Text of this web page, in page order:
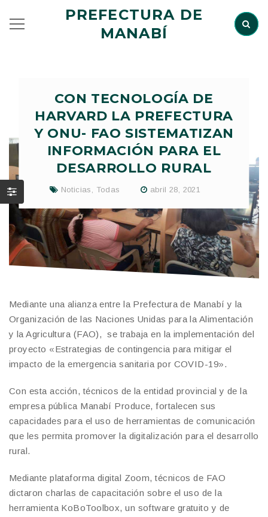
PREFECTURA DE
MANABÍ
CON TECNOLOGÍA DE
HARVARD LA PREFECTURA
Y ONU- FAO SISTEMATIZAN
INFORMACIÓN PARA EL
DESARROLLO RURAL
Noticias Todas abril 28, 2021
Mediante una alianza entre la Prefectura de Manabí y la
Organización de las Naciones Unidas para la Alimentación
y la Agricultura (FAO), se trabaja en la implementación del
proyecto «Estrategias de contingencia para mitigar el
impacto de la emergencia sanitaria por COVID-19».
Con esta acción, técnicos de la entidad provincial y de la
empresa pública Manabí Produce, fortalecen sus
capacidades para el uso de herramientas de comunicación
que les permita promover la digitalización para el desarrollo
rural.
Mediante plataforma digital Zoom, técnicos de FAO
dictaron charlas de capacitación sobre el uso de la
herramienta KoBoToolbox, un software gratuito y de